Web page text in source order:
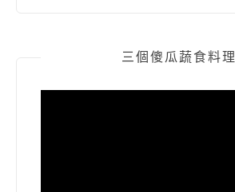
三個傻瓜蔬食料理